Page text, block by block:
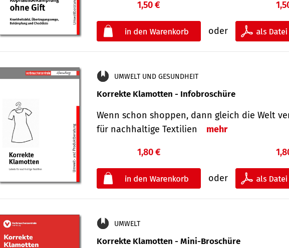
1,50 €
oder
UMWELT UND GESUNDHEIT
Korrekte Klamotten - Infobroschüre
Wenn schon shoppen, dann gleich die Welt
für nachhaltige Textilien
mehr
1,80 €
oder
UMWELT
Korrekte Klamotten - Mini-Broschüre